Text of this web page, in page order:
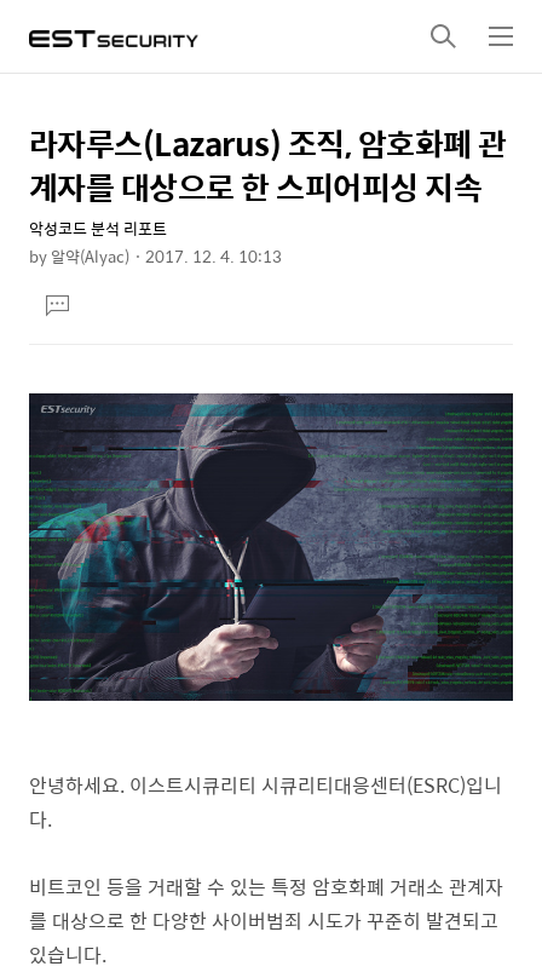
검
색
메
뉴
상
세
컨
텐
본
문
제
목
라자루스(Lazarus) 조직, 암호화폐 관
계자를 대상으로 한 스피어피싱 지속
악성코드 분석 리포트
by알약(Alyac) 2017. 12. 4. 10:13
문댓
글
안녕하세요. 이스트시큐리티 시큐리티대응센터(ESRC)입니
다.
비트코인 등을 거래할 수 있는 특정 암호화폐 거래소 관계자
를 대상으로 한 다양한 사이버범죄 시도가 꾸준히 발견되고
있습니다.